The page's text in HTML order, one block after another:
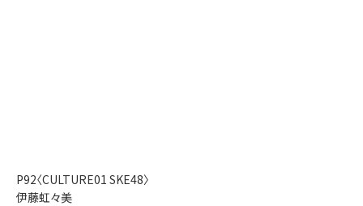
P92〈CULTURE01 SKE48〉
伊藤虹々美